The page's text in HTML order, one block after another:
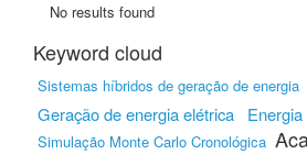
No results found
Keyword cloud
Sistemas híbridos de geração de energia
Geração de energia elétrica
Simulação Monte Carlo Cronológica